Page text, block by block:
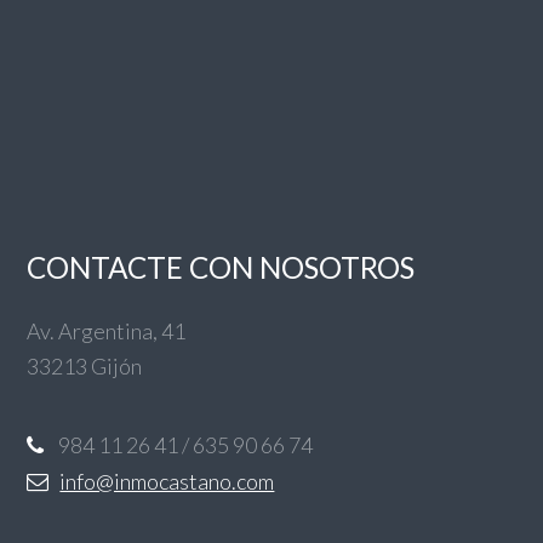
CONTACTE CON NOSOTROS
Av. Argentina, 41
33213 Gijón
984 11 26 41 / 635 90 66 74
info@inmocastano.com